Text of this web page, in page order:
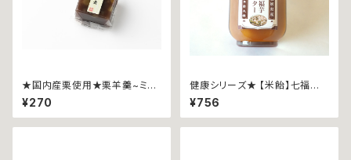
★国内産栗使用★栗羊羹~ミニ
~
¥270
健康シリーズ★ 【米飴】七福芋
バター
¥756